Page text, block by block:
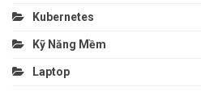
Kubernetes
Kỹ Năng Mềm
Laptop